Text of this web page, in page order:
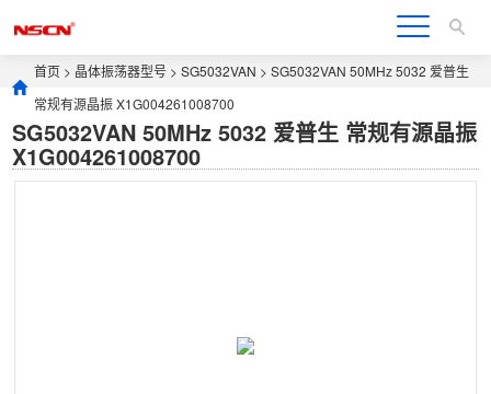
首页 > 晶体振荡器型号 >SG5032VAN > SG5032VAN 50MHz 5032 爱普生
常规有源晶振 X1G004261008700
SG5032VAN 50MHz 5032 爱普生 常规有源晶振
X1G004261008700